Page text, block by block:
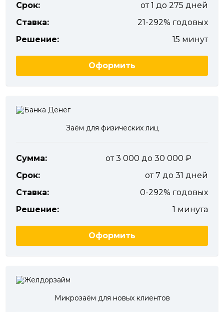
Срок:
от 1 до 275 дней
Ставка:
21-292% годовых
Решение:
15 минут
Оформить
Заём для физических лиц
Сумма:
от 3 000 до 30 000
Срок:
от 7 до 31 дней
Ставка:
0-292% годовых
Решение:
1 минута
Оформить
Микрозаём для новых клиентов